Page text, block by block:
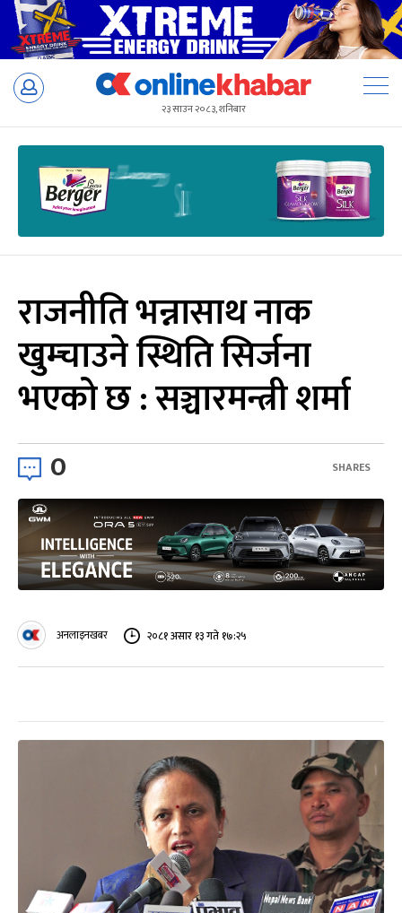
Skip
२३ साउन २०८३, शनिबार
राजनीति भन्नासाथ नाक
खुम्चाउने स्थिति सिर्जना
भएको छ : सञ्चारमन्त्री शर्मा
0 SHARES
अनलाइनखबर २०८१ असार १३ गते १७:२५